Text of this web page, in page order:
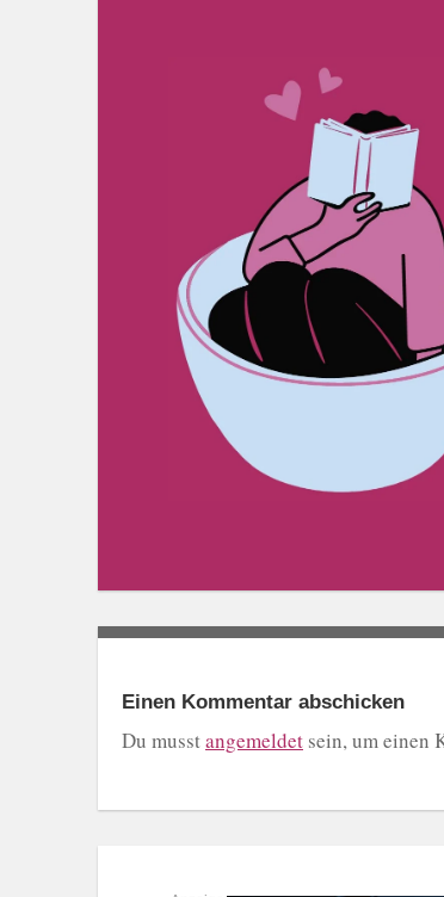
Einen Kommentar abschicken
Du musstangemeldet sein, um einen